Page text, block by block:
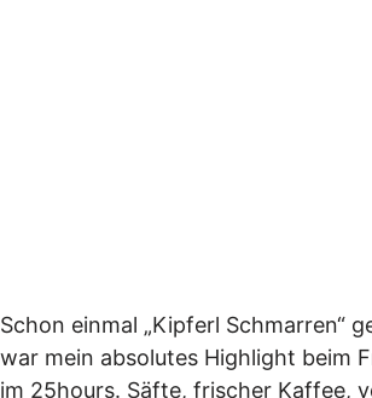
Schon einmal „Kipferl Schmarren“
war mein absolutes Highlight beim
im 25hours. Säfte, frischer Kaffee,